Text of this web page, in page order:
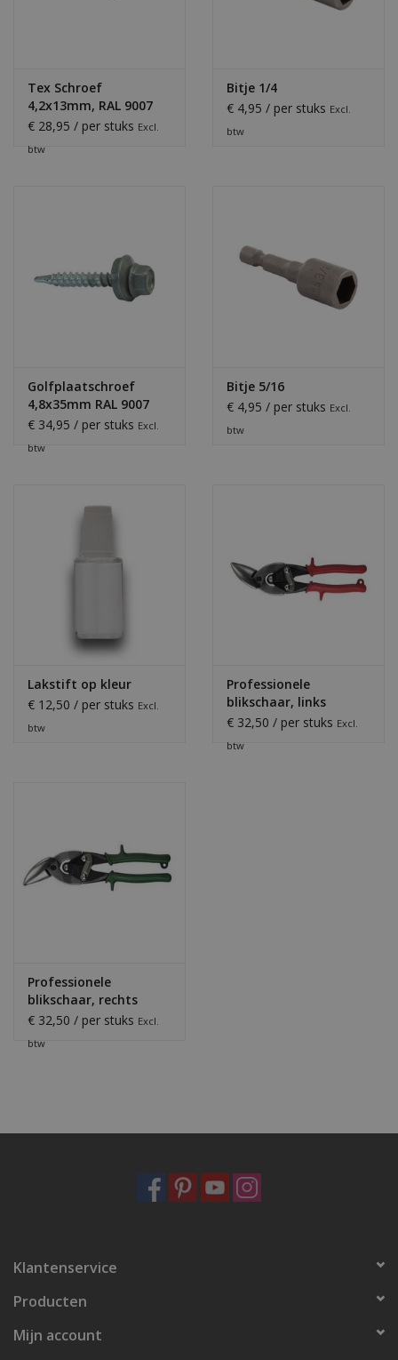
Tex Schroef
4,2x13mm, RAL 9007
Grijs Aluminium
€ 28,95 / per stuks Excl.
btw
Bitje 1/4
€ 4,95 / per stuks Excl.
btw
Golfplaatschroef
4,8x35mm RAL 9007
€ 34,95 / per stuks Excl.
btw
Bitje 5/16
€ 4,95 / per stuks Excl.
btw
Lakstift op kleur
€ 12,50 / per stuks Excl.
btw
Professionele
blikschaar, links
€ 32,50 / per stuks Excl.
btw
Professionele
blikschaar, rechts
€ 32,50 / per stuks Excl.
btw
Klantenservice
Producten
Mijn account